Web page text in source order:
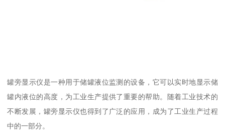
罐旁显示仪是一种用于储罐液位监测的设备，它可以实时地显示储
罐内液位的高度，为工业生产提供了重要的帮助。随着工业技术的
不断发展，罐旁显示仪也得到了广泛的应用，成为了工业生产过程
中的一部分。